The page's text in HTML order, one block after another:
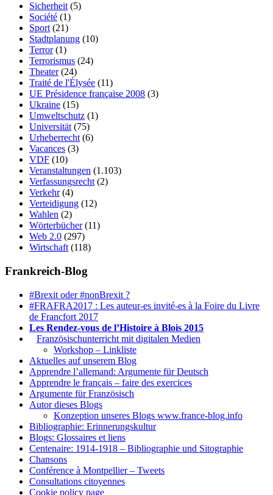
Sicherheit (5)
Société (1)
Sport (21)
Stadtplanung (10)
Terror(1)
Terrorismus (24)
Theater(24)
Traité de l'Élysée (11)
UE Présidence française 2008 (3)
Ukraine (15)
Umweltschutz (1)
Universität (75)
Urheberrecht (6)
Vacances (3)
VDF (10)
Veranstaltungen (1.103)
Verfassungsrecht (2)
Verkehr(4)
Verteidigung (12)
Wahlen (2)
Wörterbücher(11)
Web 2.0 (297)
Wirtschaft (118)
Frankreich-Blog
#Brexit oder #nonBrexit ?
#FRAFRA2017 : Les auteur-es invité-es à la Foire du Livre
de Francfort 2017
Les Rendez-vous de l’Histoire à Blois 2015
Französischunterricht mit digitalen Medien
Workshop – Linkliste
Aktuelles auf unserem Blog
Apprendre l’allemand: Argumente für Deutsch
Apprendre le français – faire des exercices
Argumente für Französisch
Autor dieses Blogs
Konzeption unseres Blogs www.france-blog.info
Bibliographie: Erinnerungskultur
Blogs: Glossaires et liens
Centenaire: 1914-1918 – Bibliographie und Sitographie
Chansons
Conférence à Montpellier – Tweets
Consultations citoyennes
Cookie policy page